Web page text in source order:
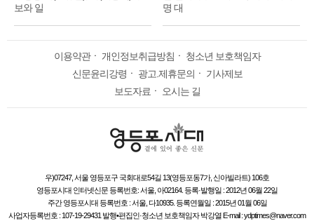
보와 일
명 대
이용약관ㆍ 개인정보취급방침 ㆍ 청소년 보호책임자
신문윤리강령 ㆍ 광고.제휴문의 ㆍ 기사제보
보도자료ㆍ 오시는 길
우)07247, 서울 영등포구 국회대로54길 13(영등포동7가, 신아빌라트) 106호
영등포시대 인터넷신문 등록번호: 서울, 아02164. 등록·발행일 : 2012년 06월 22일
주간 영등포시대 등록번호 : 서울, 다10935. 등록연월일 : 2015년 01월 06일
사업자등록번호 : 107-19-29431 발행•편집인·청소년 보호책임자 박강열 E-mail : ydptimes@naver.com